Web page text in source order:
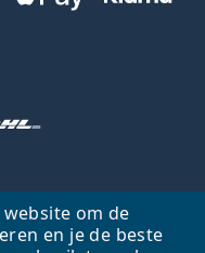
om de
en je de beste
door Lentiamo s.r.o.,